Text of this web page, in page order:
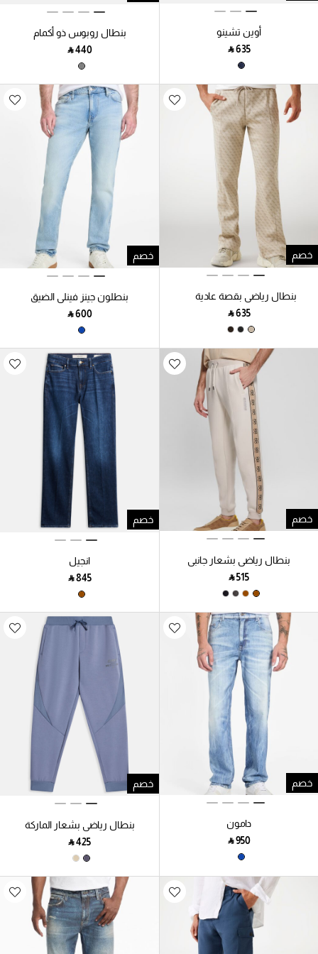
أوين تشينو
‎ ⃁ ⁦635⁩ ‎
بنطال روبوس ذو أكمام
‎ ⃁ ⁦440⁩ ‎
خصم
بنطال رياضي بقصة عادية
‎ ⃁ ⁦635⁩ ‎
خصم
بنطلون جينز فينلي الضيق
‎ ⃁ ⁦600⁩ ‎
خصم
بنطال رياضي بشعار جانبي
‎ ⃁ ⁦515⁩ ‎
خصم
انجيل
‎ ⃁ ⁦845⁩ ‎
خصم
دامون
‎ ⃁ ⁦950⁩ ‎
خصم
بنطال رياضي بشعار الماركة
‎ ⃁ ⁦425⁩ ‎